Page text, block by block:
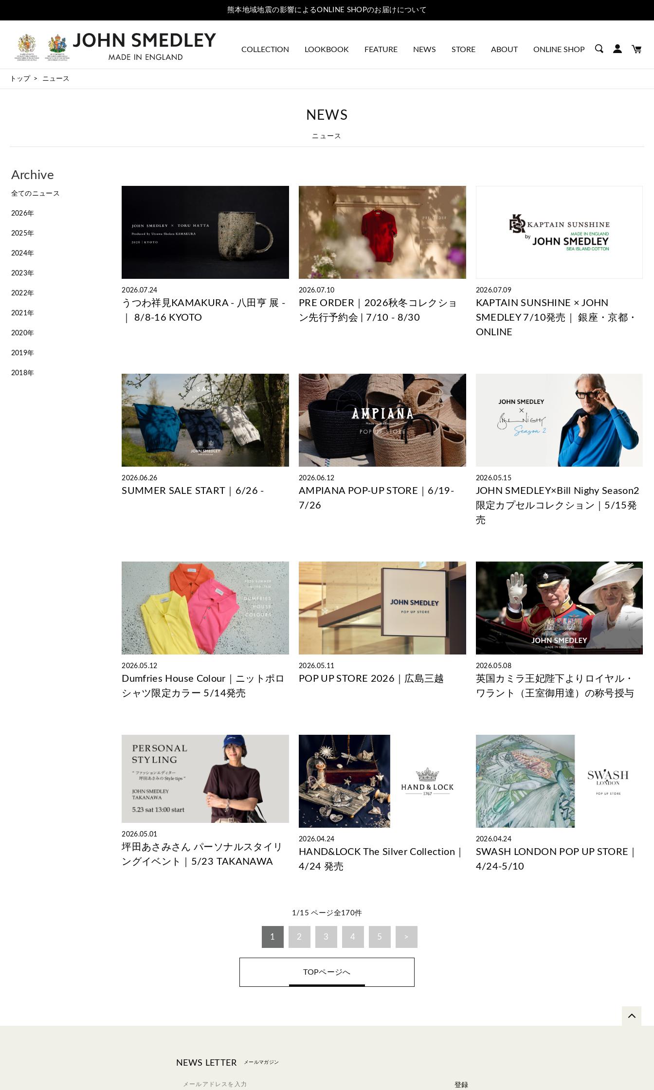
熊本地域地震の影響によるONLINE SHOPのお届けについて
COLLECTION LOOKBOOK FEATURE NEWS STORE ABOUT ONLINE SHOP
トップ ニュース
NEWS
ニュース
2026.07.24
うつわ祥見KAMAKURA - 八田亨 展 -
｜ 8/8-16 KYOTO
2026.07.10
PRE ORDER｜2026秋冬コレクショ
ン先行予約会 | 7/10 - 8/30
2026.07.09
KAPTAIN SUNSHINE × JOHN
SMEDLEY 7/10発売｜ 銀座・京都・
ONLINE
2026.06.26
SUMMER SALE START｜6/26 -
2026.06.12
AMPIANA POP-UP STORE｜6/19-
7/26
2026.05.15
JOHN SMEDLEY×Bill Nighy Season2
限定カプセルコレクション｜5/15発
売
2026.05.12
Dumfries House Colour｜ニットポロ
シャツ限定カラー 5/14発売
2026.05.11
POP UP STORE 2026｜広島三越
2026.05.08
英国カミラ王妃陛下よりロイヤル・
ワラント（王室御用達）の称号授与
2026.05.01
坪田あさみさん パーソナルスタイリ
ングイベント｜5/23 TAKANAWA
2026.04.24
HAND&LOCK The Silver Collection｜
4/24 発売
2026.04.24
SWASH LONDON POP UP STORE｜
4/24-5/10
Archive
全てのニュース
2026年
2025年
2024年
2023年
2022年
2021年
2020年
2019年
2018年
1/15 ページ全170件
1 2 3 4 5
TOPページへ
NEWS LETTER メールマガジン